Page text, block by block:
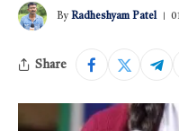
By Radheshyam Patel
Share